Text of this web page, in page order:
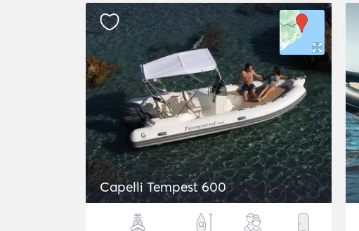
Capelli Tempest 600